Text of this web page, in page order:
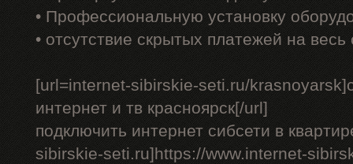
• Профессиональную установку
• отсутствие скрытых платежей на
[url=internet-sibirskie-seti.ru/
интернет и тв красноярск[/url]
подключить интернет сибсети в
sibirskie-seti.ru]https://www.internet-